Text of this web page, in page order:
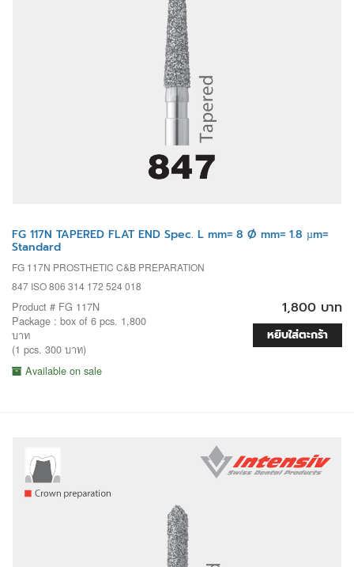
FG 117N TAPERED FLAT END Spec. L mm= 8 Ø mm= 1.8 µm=
Standard
FG 117N PROSTHETIC C&B PREPARATION
847 ISO 806 314 172 524 018
Product # FG 117N
Package : box of 6 pcs. 1,800
บาท
(1 pcs. 300 บาท)
Available on sale
1,800 บาท
หยิบใส่ตะกร้า